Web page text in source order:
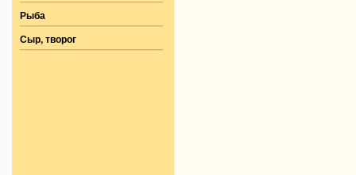
Рыба
Сыр, творог